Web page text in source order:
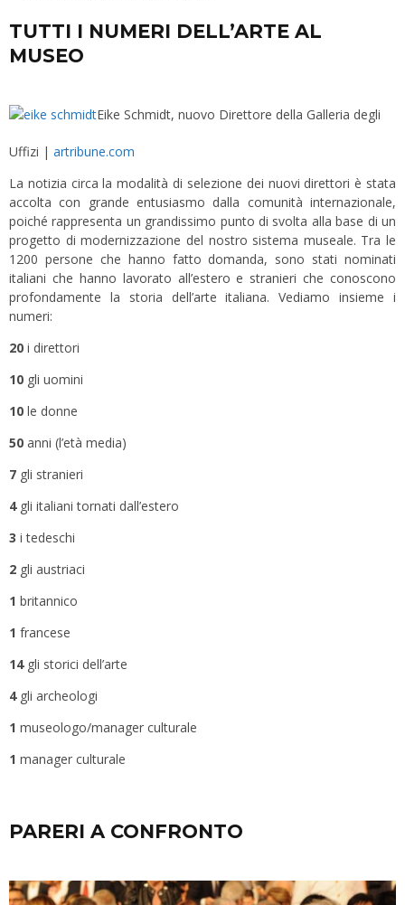
TUTTI I NUMERI DELL’ARTE AL
MUSEO
Eike Schmidt, nuovo Direttore della Galleria degli
Uffizi | artribune.com
La notizia circa la modalità di selezione dei nuovi direttori è stata
accolta con grande entusiasmo dalla comunità internazionale,
poiché rappresenta un grandissimo punto di svolta alla base di un
progetto di modernizzazione del nostro sistema museale. Tra le
1200 persone che hanno fatto domanda, sono stati nominati
italiani che hanno lavorato all’estero e stranieri che conoscono
profondamente la storia dell’arte italiana. Vediamo insieme i
numeri:
20 i direttori
10 gli uomini
10 le donne
50 anni (l’età media)
7 gli stranieri
4gli italiani tornati dall’estero
3 i tedeschi
2 gli austriaci
1 britannico
1 francese
14gli storici dell’arte
4gli archeologi
1 museologo/manager culturale
1 manager culturale
PARERI A CONFRONTO